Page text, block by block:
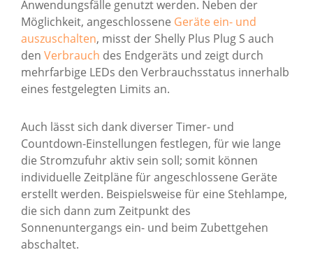
Anwendungsfälle genutzt werden. Neben der
Möglichkeit, angeschlossene Geräte ein- und
auszuschalten, misst der Shelly Plus Plug S auch
den Verbrauch des Endgeräts und zeigt durch
mehrfarbige LEDs den Verbrauchsstatus innerhalb
eines festgelegten Limits an.
Auch lässt sich dank diverser Timer- und
Countdown-Einstellungen festlegen, für wie lange
die Stromzufuhr aktiv sein soll; somit können
individuelle Zeitpläne für angeschlossene Geräte
erstellt werden. Beispielsweise für eine Stehlampe,
die sich dann zum Zeitpunkt des
Sonnenuntergangs ein- und beim Zubettgehen
abschaltet.